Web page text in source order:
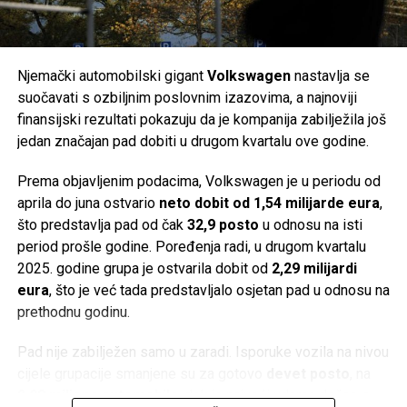
godina gotovo učetverostručeni, ali je širenje finansirano
velikim zaduživanjem i milijunskim investicijama,
Problemi su postali vidljivi već 2022. godine. Kompanija je
postala previše zavisna od Applea, dok su inflacija,
usporavanje svjetske ekonomije, slabija potražnja za
poremećaji u lancima snabdijevanja dodatno pogoršali
poslovanje.
Istovremeno, Vartine baterije za električna vozila nisu
ostvarile očekivani tržišni uspjeh. Njihov jedini poznati
kupac bio jePorsche, a proizvod je ostao ograničen na
manji segment hibridnih automobila.
Ima li Varta budućnost?
zdravstvo, posebno nakon obilnih kiša, kada postoji veća
mogućnost privremenog mikrobiološkog onečišćenja mora.
Share Post
Share
Tweet Share
Mail
Njemački automobilski gigant Volkswagennastavlja se
suočavati s ozbiljnim poslovnim izazovima, a najnoviji
finansijski rezultati pokazuju da je kompanija zabilježila još
jedan značajan pad dobiti u drugom kvartalu ove godine.
Prema objavljenim podacima, Volkswagen je u periodu od
aprila do juna ostvario neto dobit od 1,54 milijarde eura,
što predstavlja pad od čak 32,9 posto u odnosu na isti
period prošle godine. Poređenja radi, u drugom kvartalu
2025. godine grupa je ostvarila dobit od 2,29 milijardi
eura, što je već tada predstavljalo osjetan pad u odnosu na
prethodnu godinu.
Pad nije zabilježen samo u zaradi. Isporuke vozila na nivou
2,08 miliona automobila, dok je najveći udarac došao s